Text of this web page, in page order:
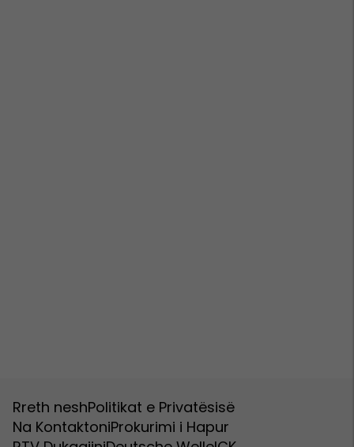
Rreth neshPolitikat e Privatësisë
Na KontaktoniProkurimi i Hapur